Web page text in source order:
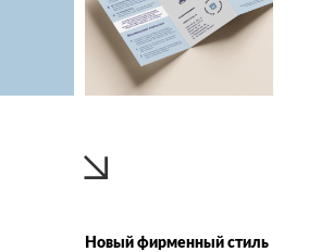
Новый фирменный стиль